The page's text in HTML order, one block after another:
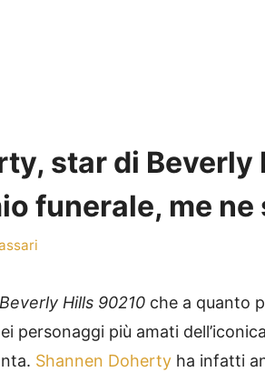
star di Beverly
funerale, me ne
Beverly Hills 90210 che a quanto
personaggi più amati
Shannen Doherty ha infatti